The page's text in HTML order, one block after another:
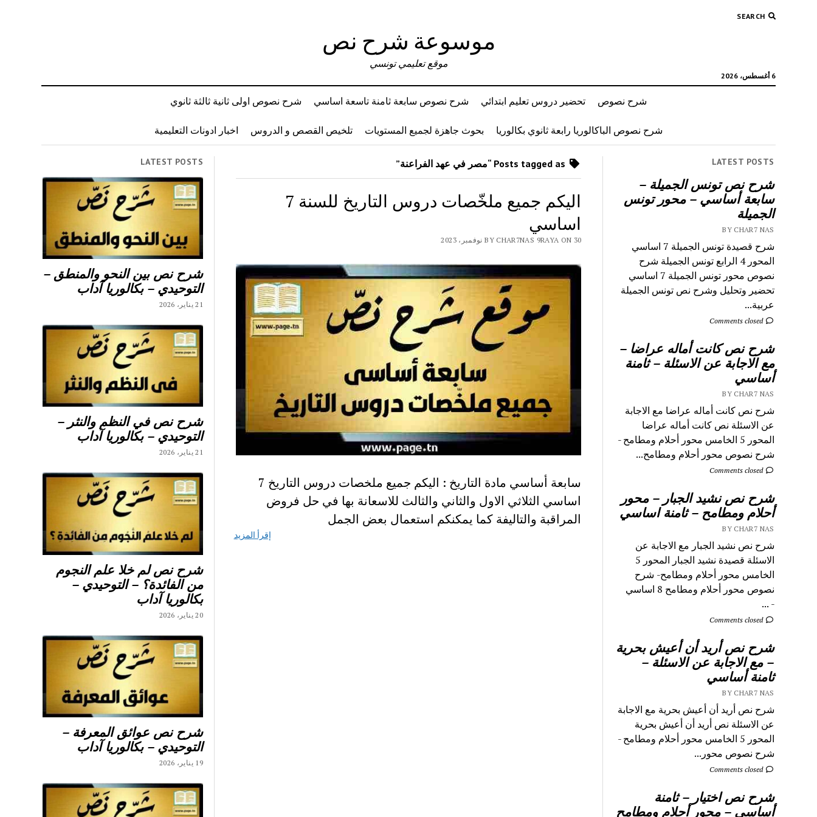
SEARCH
موسوعة شرح نص
6 أغسطس، 2026
موقع تعليمي تونسي
شرح نصوص تحضير دروس تعليم ابتدائي شرح نصوص سابعة ثامنة تاسعة اساسي شرح نصوص اولى ثانية ثالثة ثانوي
شرح نصوص الباكالوريا رابعة ثانوي بكالوريا بحوث جاهزة لجميع المستويات تلخيص القصص و الدروس اخبار ادونات التعليمية
LATEST POSTS
شرح نص تونس الجميلة –
سابعة أساسي – محور تونس
الجميلة
BY CHAR7 NAS
شرح قصيدة تونس الجميلة 7 اساسي
المحور 4 الرابع تونس الجميلة شرح
نصوص محور تونس الجميلة 7 اساسي
تحضير وتحليل وشرح نص تونس الجميلة
عربية...
Comments closed
شرح نص كانت أماله عراضا –
مع الاجابة عن الاسئلة – ثامنة
أساسي
BY CHAR7 NAS
شرح نص كانت أماله عراضا مع الاجابة
عن الاسئلة نص كانت أماله عراضا
المحور 5 الخامس محور أحلام ومطامح -
شرح نصوص محور أحلام ومطامح...
Comments closed
شرح نص نشيد الجبار – محور
أحلام ومطامح – ثامنة اساسي
BY CHAR7 NAS
شرح نص نشيد الجبار مع الاجابة عن
الاسئلة قصيدة نشيد الجبار المحور 5
الخامس محور أحلام ومطامح- شرح
نصوص محور أحلام ومطامح 8 اساسي
- ...
Comments closed
شرح نص أريد أن أعيش بحرية
– مع الاجابة عن الاسئلة –
ثامنة أساسي
BY CHAR7 NAS
شرح نص أريد أن أعيش بحرية مع الاجابة
عن الاسئلة نص أريد أن أعيش بحرية
المحور 5 الخامس محور أحلام ومطامح -
شرح نصوص محور...
Comments closed
شرح نص اختيار – ثامنة
أساسي – محور أحلام ومطامح
اليكم جميع ملخّصات دروس التاريخ للسنة 7
اساسي
BY CHAR7NAS 9RAYA ON 30 نوفمبر، 2023
سابعة أساسي مادة التاريخ : اليكم جميع ملخصات دروس التاريخ 7
اساسي الثلاثي الاول والثاني والثالث للاسعانة بها في حل فروض
المراقبة والتاليفة كما يمكنكم استعمال بعض الجمل
إقرأ المزيد
LATEST POSTS
شرح نص بين النحو والمنطق –
التوحيدي – بكالوريا آداب
21 يناير، 2026
شرح نص في النظم والنثر –
التوحيدي – بكالوريا آداب
21 يناير، 2026
شرح نص لم خلا علم النجوم
من الفائدة؟ – التوحيدي –
بكالوريا آداب
20 يناير، 2026
شرح نص عوائق المعرفة –
التوحيدي – بكالوريا آداب
19 يناير، 2026